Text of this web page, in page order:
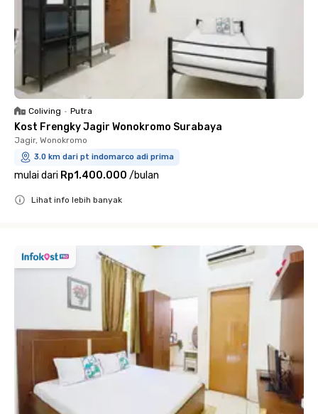
Coliving • Putra
Kost Frengky Jagir Wonokromo Surabaya
Jagir, Wonokromo
3.0 km dari pt indomarco adi prima
mulai dari Rp1.400.000 /bulan
Lihat info lebih banyak